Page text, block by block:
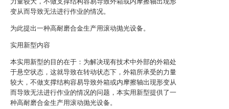
变从而导致无法进行作业的情况。
为此提出一种高耐磨合金生产用滚动抛光设备。
实用新型内容
本实用新型的目的在于：为解决现有技术中外部的外箱处
于悬空状态，这就导致在转动状态下，外箱所承受的力量
较大，不做支撑结构容易导致外箱或内摩擦轴出现形变从
而导致无法进行作业的情况的问题，本实用新型提供了一
种高耐磨合金生产用滚动抛光设备。